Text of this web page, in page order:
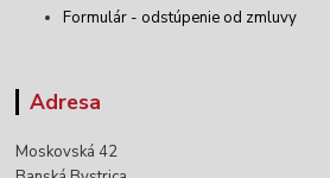
Formulár - odstúpenie od zmluvy
Adresa
Moskovská 42